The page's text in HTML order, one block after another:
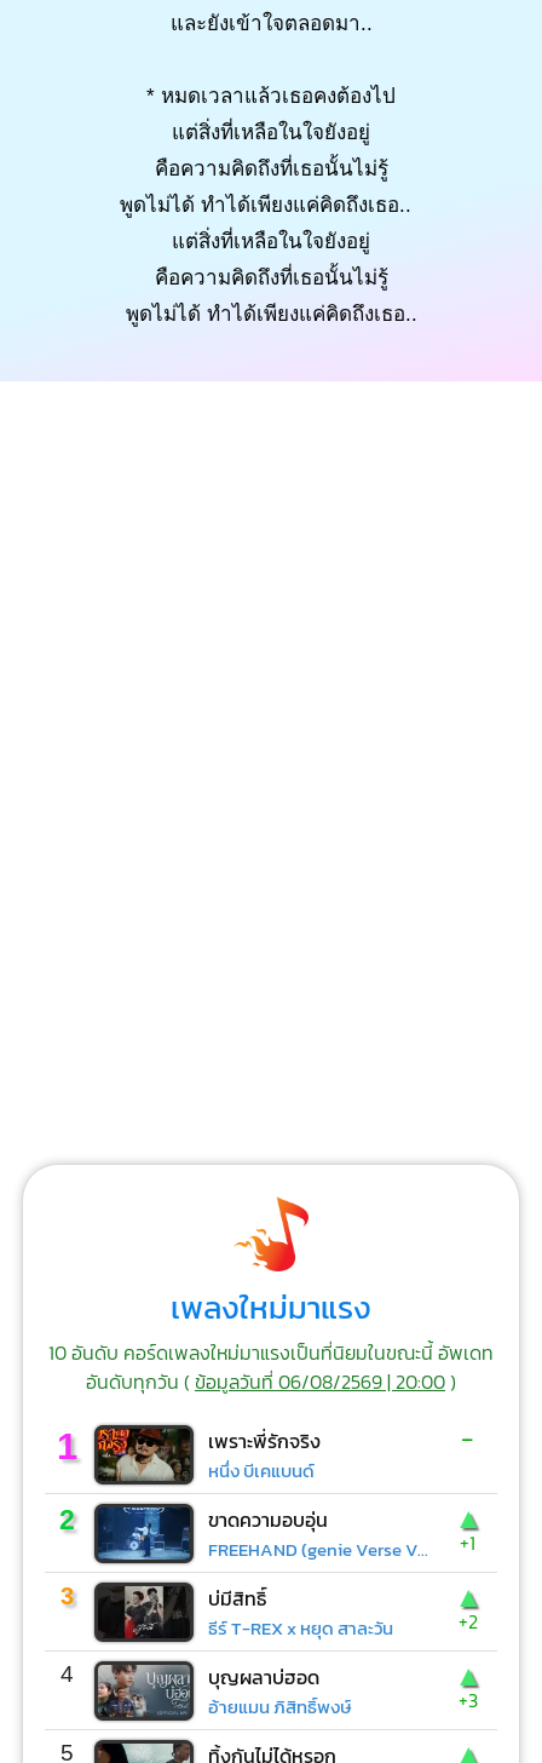
และยังเข้าใจตลอดมา..
* หมดเวลาแล้วเธอคงต้องไป
แต่สิ่งที่เหลือในใจยังอยู่
คือความคิดถึงที่เธอนั้นไม่รู้
พูดไม่ได้ ทำได้เพียงแค่คิดถึงเธอ..
แต่สิ่งที่เหลือในใจยังอยู่
คือความคิดถึงที่เธอนั้นไม่รู้
พูดไม่ได้ ทำได้เพียงแค่คิดถึงเธอ..
เพลงใหม่มาแรง
10 อันดับ คอร์ดเพลงใหม่มาแรงเป็นที่นิยมในขณะนี้ อัพเดท
อันดับทุกวัน (ข้อมูลวันที่ 06/08/2569 | 20:00)
1 เพราะพี่รักจริง
หนึ่ง บีเคแบนด์
-
2 ขาดความอบอุ่น
FREEHAND (genie Verse Vol.1)
▲
+1
3 บ่มีสิทธิ์
ธีร์ T-REX x หยุด สาละวัน
▲
+2
4 บุญผลาบ่ฮอด
อ้ายแมน ภิสิทธิ์พงษ์
▲
+3
5 ทิ้งกันไม่ได้หรอก ▲